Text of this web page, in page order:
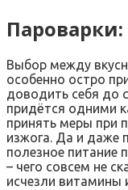
Выбор между
особенно остро
доводить себя до
придётся одними
принять меры при
изжога. Да и даже
полезное питание
– чего совсем не
исчезли витамины